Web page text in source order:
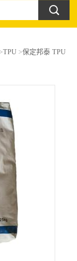
TPU>保定邦泰 TPU